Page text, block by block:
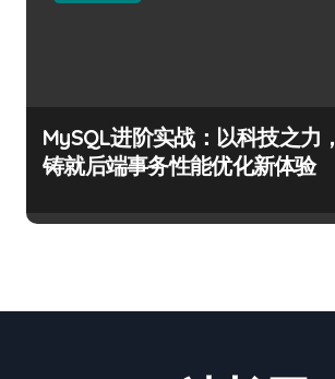
MySQL进阶实战：以科技之力，
铸就后端事务性能优化新体验